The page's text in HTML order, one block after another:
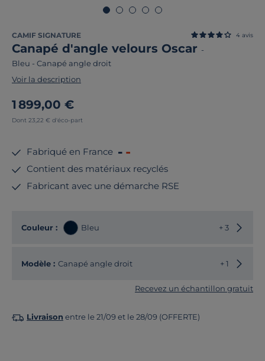
CAMIF SIGNATURE
Canapé d'angle velours Oscar -
Bleu - Canapé angle droit
4 avis
Voir la description
1 899,00 €
Dont 23,22 € d'éco-part
Fabriqué en France
Contient des matériaux recyclés
Fabricant avec une démarche RSE
Couleur : Bleu + 3
Modèle : Canapé angle droit + 1
Recevez un échantillon gratuit
Livraison entre le 21/09 et le 28/09 (OFFERTE)